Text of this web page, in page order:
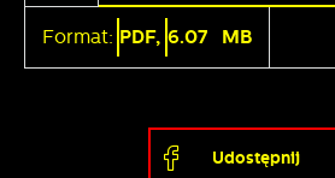
Format: PDF, 6.07 MB
Udostępnij